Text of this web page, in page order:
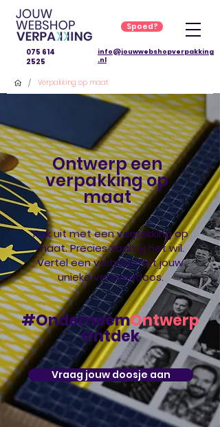
info@jouwwebshopverpakking
.nl
075 614
2525
Spoed?
/ Verpakking op maat
Ontwerp een
verpakking op
maat
Pak uit met een verpakking op
maat. Precies zoals jij het wil.
Vertel een verhaal met jouw
unieke verzenddoos.
#OnderneemOntwerp
Ontdek
Vraag jouw doosje aan